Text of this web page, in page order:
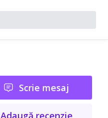
Scrie mesaj
Adaugă recenzie